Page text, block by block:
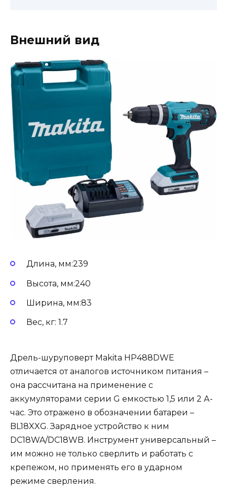
Внешний вид
Длина, мм:239
Высота, мм:240
Ширина, мм:83
Вес, кг: 1.7
Дрель-шуруповерт Makita HP488DWE
отличается от аналогов источником питания –
она рассчитана на применение с
аккумуляторами серии G емкостью 1,5 или 2 А-
час. Это отражено в обозначении батареи –
BL18XXG. Зарядное устройство к ним
DC18WA/DC18WB. Инструмент универсальный –
им можно не только сверлить и работать с
крепежом, но применять его в ударном
режиме сверления.